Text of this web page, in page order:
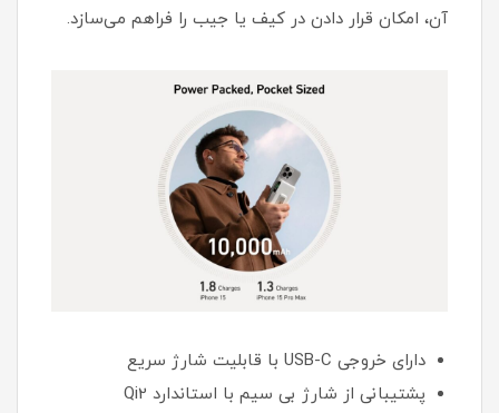
آن، امکان قرار دادن در کیف یا جیب را فراهم می‌سازد.
دارای خروجی USB-C با قابلیت شارژ سریع
پشتیبانی از شارژ بی‌ سیم با استاندارد Qi2